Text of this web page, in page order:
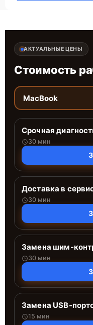
АКТУАЛЬНЫЕ ЦЕНЫ
Стоимость
MacBook
Срочная
30 мин
Доставка в
30 мин
Замена шим-
30 мин
Замена USB-
15 мин